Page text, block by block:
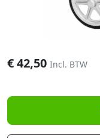
€42,50 Incl. BTW